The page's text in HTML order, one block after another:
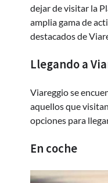
dejar de visitar la
amplia gama de
destacados de
Llegando a
Viareggio se
aquellos que
opciones para
En coche